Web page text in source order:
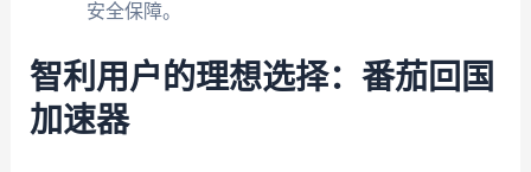
安全保障。
智利用户的理想选择：番茄回国
加速器